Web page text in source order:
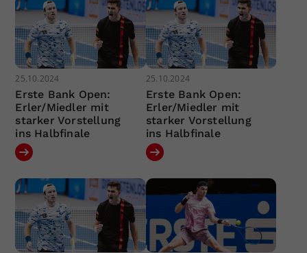
25.10.2024
Erste Bank Open:
Erler/Miedler mit
starker Vorstellung
ins Halbfinale
25.10.2024
Erste Bank Open:
Erler/Miedler mit
starker Vorstellung
ins Halbfinale